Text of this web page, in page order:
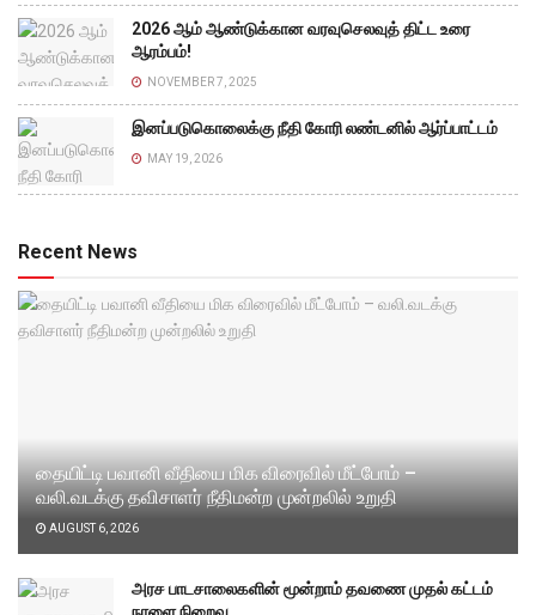
2026 ஆம் ஆண்டுக்கான வரவுசெலவுத் திட்ட உரை
ஆரம்பம்!
NOVEMBER 7, 2025
இனப்படுகொலைக்கு நீதி கோரி லண்டனில் ஆர்ப்பாட்டம்
MAY 19, 2026
Recent News
தையிட்டி பவானி வீதியை மிக விரைவில் மீட்போம் –
வலி.வடக்கு தவிசாளர் நீதிமன்ற முன்றலில் உறுதி
AUGUST 6, 2026
அரச பாடசாலைகளின் மூன்றாம் தவணை முதல் கட்டம்